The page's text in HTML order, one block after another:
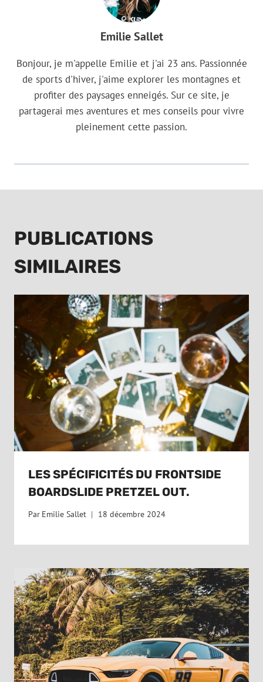
Emilie Sallet
Bonjour, je m'appelle Emilie et j'ai 23 ans. Passionnée
de sports d'hiver, j'aime explorer les montagnes et
profiter des paysages enneigés. Sur ce site, je
partagerai mes aventures et mes conseils pour vivre
pleinement cette passion.
PUBLICATIONS
SIMILAIRES
LES SPÉCIFICITÉS DU FRONTSIDE
BOARDSLIDE PRETZEL OUT.
Par Emilie Sallet 18 décembre 2024